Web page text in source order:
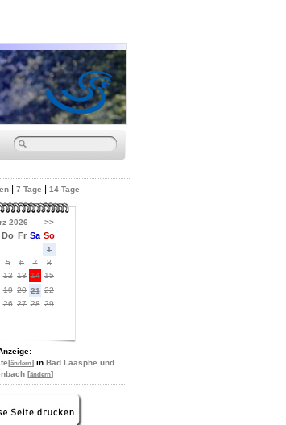
| 7 Tage 14 Tage
2026 >>
Do Fr Sa So
1
5 6 7
8
12 13 14 15
19 20 21 22
26 27 28 29
[ändern] in Bad Laasphe und
[ändern]